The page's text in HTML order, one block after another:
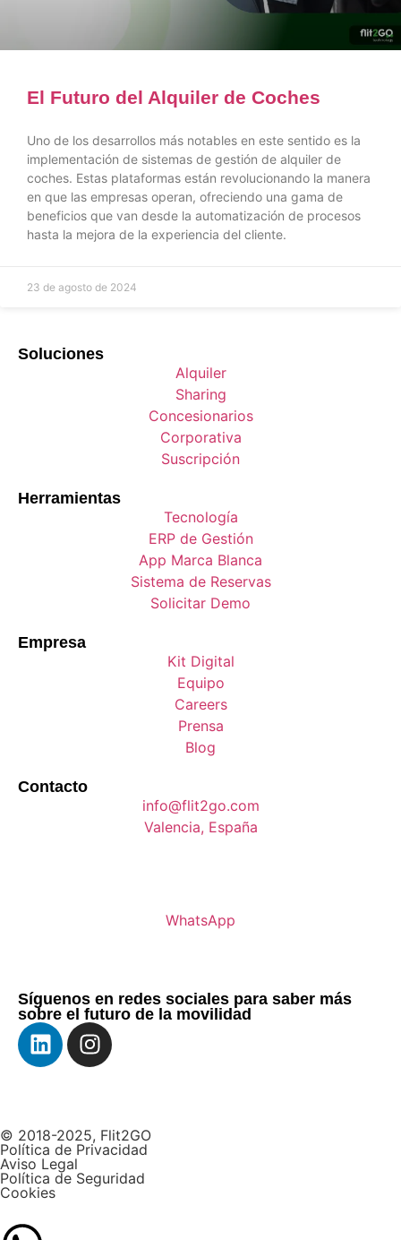
El Futuro del Alquiler de Coches
Uno de los desarrollos más notables en este sentido es la
implementación de sistemas de gestión de alquiler de
coches. Estas plataformas están revolucionando la manera
en que las empresas operan, ofreciendo una gama de
beneficios que van desde la automatización de procesos
hasta la mejora de la experiencia del cliente.
23 de agosto de 2024
Soluciones
Alquiler
Sharing
Concesionarios
Corporativa
Suscripción
Herramientas
Tecnología
ERP de Gestión
App Marca Blanca
Sistema de Reservas
Solicitar Demo
Empresa
Kit Digital
Equipo
Careers
Prensa
Blog
Contacto
info@flit2go.com
Valencia, España
WhatsApp
Síguenos en redes sociales para saber más
sobre el futuro de la movilidad
© 2018-2025, Flit2GO
Política de Privacidad
Aviso Legal
Política de Seguridad
Cookies